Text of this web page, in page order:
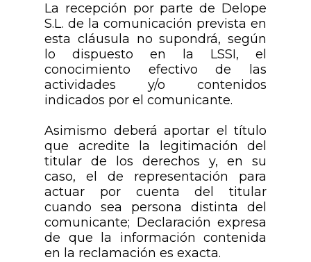
La recepción por parte de Delope
S.L. de la comunicación prevista en
esta cláusula no supondrá, según
lo dispuesto en la LSSI, el
conocimiento efectivo de las
actividades y/o contenidos
indicados por el comunicante.
Asimismo deberá aportar el título
que acredite la legitimación del
titular de los derechos y, en su
caso, el de representación para
actuar por cuenta del titular
cuando sea persona distinta del
comunicante; Declaración expresa
de que la información contenida
en la reclamación es exacta.